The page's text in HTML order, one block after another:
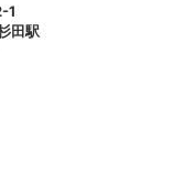
1
田駅